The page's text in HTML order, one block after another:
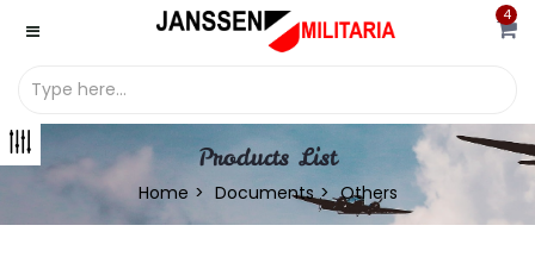
4
Products List
Home Documents Others